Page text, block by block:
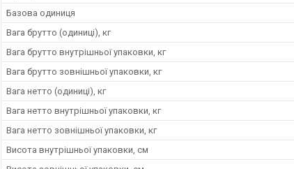
Базова одиниця
Вага брутто (одиниці), кг
Вага брутто внутрішньої упаковки, кг
Вага брутто зовнішньої упаковки, кг
Вага нетто (одиниці), кг
Вага нетто внутрішньої упаковки, кг
Вага нетто зовнішньої упаковки, кг
Висота внутрішньої упаковки, см